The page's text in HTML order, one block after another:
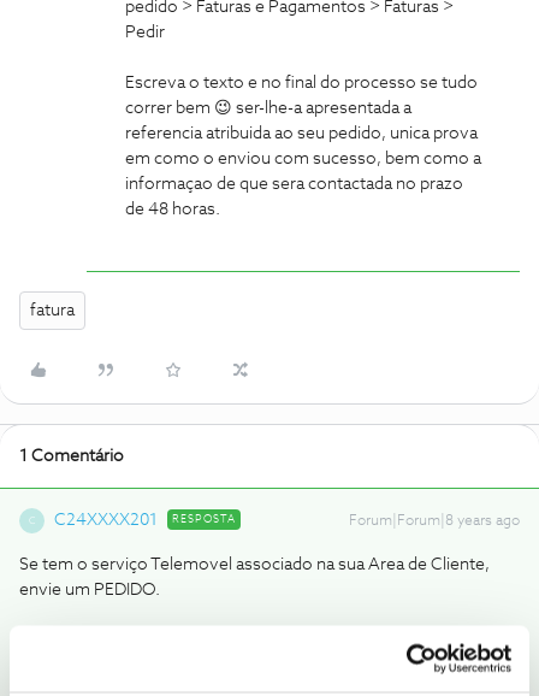
pedido > Faturas e Pagamentos > Faturas >
Pedir
Escreva o texto e no final do processo se tudo
correr bem 😉 ser-lhe-a apresentada a
referencia atribuida ao seu pedido, unica prova
em como o enviou com sucesso, bem como a
informaçao de que sera contactada no prazo
de 48 horas.
fatura
1 Comentário
C C24XXXX201 RESPOSTA Forum|Forum|8 years ago
Se tem o serviço Telemovel associado na sua Area de Cliente,
envie um PEDIDO.
> Os meus serviços > (Telemovel) Gerir
Serviço > Pedidos > Enviar pedido > Faturas e Pagamentos >